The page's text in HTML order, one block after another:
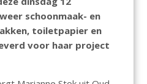
schoonmaak- en
toiletpapier en
voor haar project